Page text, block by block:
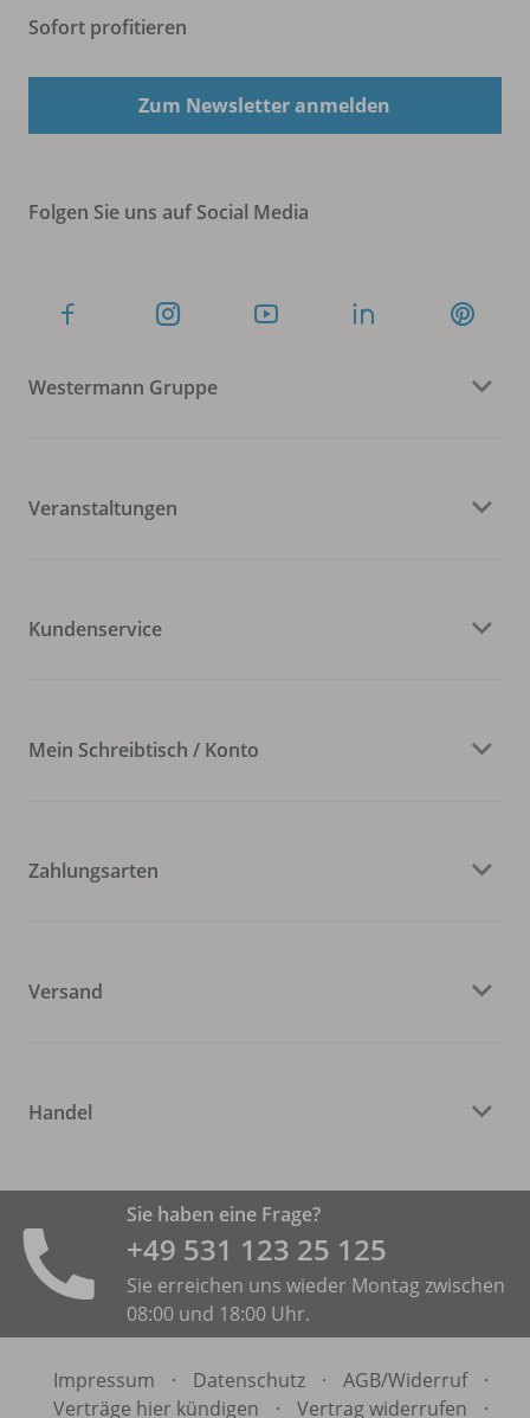
Sofort profitieren
Zum Newsletter anmelden
Folgen Sie uns auf Social Media
Westermann Gruppe
Veranstaltungen
Kundenservice
Mein Schreibtisch / Konto
Zahlungsarten
Versand
Handel
Sie haben eine Frage?
+49 531 ­123 25 125
Sie erreichen uns wieder Montag zwischen
08:00 und 18:00 Uhr.
Impressum · Datenschutz · AGB/Widerruf
·
Verträge hier kündigen
· Vertrag widerrufen ·